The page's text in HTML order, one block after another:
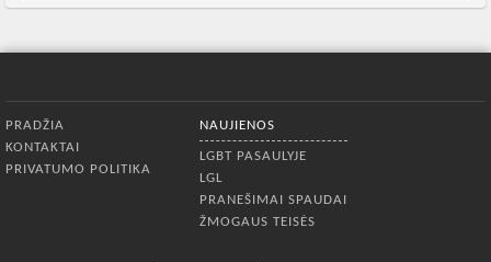
PRADŽIA
KONTAKTAI
PRIVATUMO POLITIKA
NAUJIENOS
LGBT PASAULYJE
LGL
PRANEŠIMAI SPAUDAI
ŽMOGAUS TEISĖS